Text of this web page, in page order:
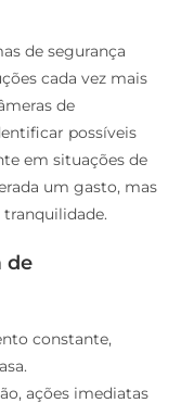
de segurança
cada vez mais
de
possíveis
em situações de
um gasto, mas
de
constante,
ações imediatas